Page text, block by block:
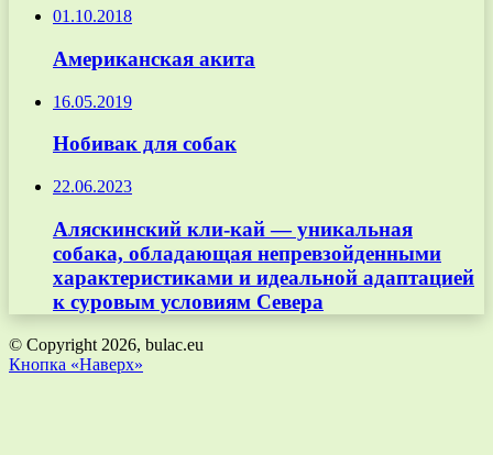
01.10.2018
Американская акита
16.05.2019
Нобивак для собак
22.06.2023
Аляскинский кли-кай — уникальная
собака, обладающая непревзойденными
характеристиками и идеальной адаптацией
к суровым условиям Севера
© Copyright 2026, bulac.eu
Кнопка «Наверх»